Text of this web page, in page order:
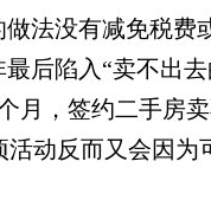
法没有减免税费
后陷入“卖不出
月，签约二手房
动反而又会因为